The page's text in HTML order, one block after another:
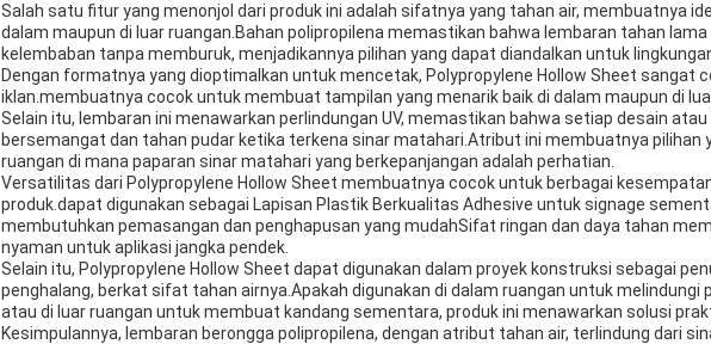
Salah satu fitur yang menonjol dari produk ini adalah sifatnya yang tahan air, membuatnya
dalam maupun di luar ruangan.Bahan polipropilena memastikan bahwa lembaran tahan
kelembaban tanpa memburuk, menjadikannya pilihan yang dapat diandalkan untuk
Dengan formatnya yang dioptimalkan untuk mencetak, Polypropylene Hollow Sheet sangat
iklan.membuatnya cocok untuk membuat tampilan yang menarik baik di dalam maupun di
Selain itu, lembaran ini menawarkan perlindungan UV, memastikan bahwa setiap desain
bersemangat dan tahan pudar ketika terkena sinar matahari.Atribut ini membuatnya pilihan
ruangan di mana paparan sinar matahari yang berkepanjangan adalah perhatian.
Versatilitas dari Polypropylene Hollow Sheet membuatnya cocok untuk berbagai
produk.dapat digunakan sebagai Lapisan Plastik Berkualitas Adhesive untuk signage
membutuhkan pemasangan dan penghapusan yang mudahSifat ringan dan daya tahan
nyaman untuk aplikasi jangka pendek.
Selain itu, Polypropylene Hollow Sheet dapat digunakan dalam proyek konstruksi sebagai
penghalang, berkat sifat tahan airnya.Apakah digunakan di dalam ruangan untuk melindungi
atau di luar ruangan untuk membuat kandang sementara, produk ini menawarkan solusi
Kesimpulannya, lembaran berongga polipropilena, dengan atribut tahan air, terlindung dari